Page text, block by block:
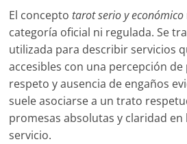
El concepto tarot serio y económico
categoría oficial ni regulada. Se
utilizada para describir servicios
accesibles con una percepción
respeto y ausencia de engaños
suele asociarse a un trato
promesas absolutas y claridad en
servicio.